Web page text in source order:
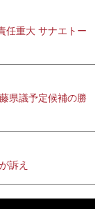
任重大 サナエトー
県議予定候補の勝
訴え